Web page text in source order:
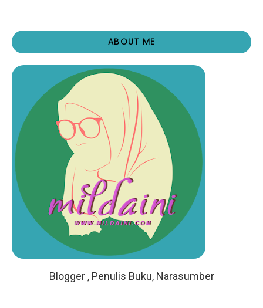
ABOUT ME
Blogger , Penulis Buku, Narasumber